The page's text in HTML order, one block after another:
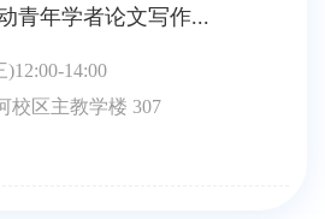
青年学者论文写作...
)12:00-14:00
校区主教学楼 307